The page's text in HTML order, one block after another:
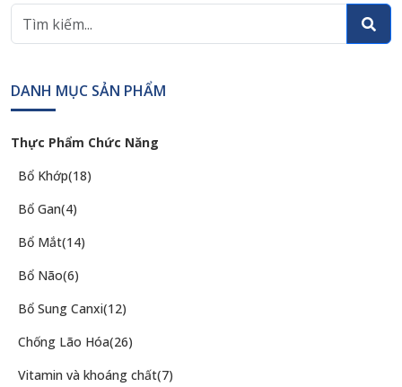
DANH MỤC SẢN PHẨM
Thực Phẩm Chức Năng
Bổ Khớp(18)
Bổ Gan(4)
Bổ Mắt(14)
Bổ Não(6)
Bổ Sung Canxi(12)
Chống Lão Hóa(26)
Vitamin và khoáng chất(7)